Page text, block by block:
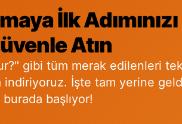
İlk Adımınızı
Atın
gibi tüm merak edilenleri
indiriyoruz. İşte tam yerine
burada başlıyor!